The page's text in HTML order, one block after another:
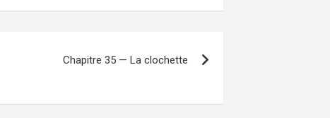
Chapitre 35 — La clochette